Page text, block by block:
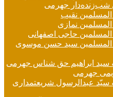
جهرمی
نقیب
نمازی
حاجی اصفهانی
المسلمین سید حسن موسوی
سید ابراهیم حق شناس جهرمی
جهرمی
عبدالرسول شریعتمداری